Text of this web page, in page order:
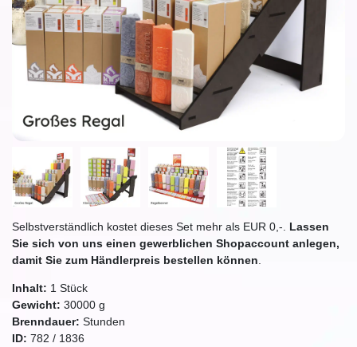
Selbstverständlich kostet dieses Set mehr als EUR 0,-. Lassen
Sie sich von uns einen gewerblichen Shopaccount anlegen,
damit Sie zum Händlerpreis bestellen können
Inhalt: 1 Stück
Gewicht: 30000 g
Brenndauer: Stunden
ID: 782 / 1836